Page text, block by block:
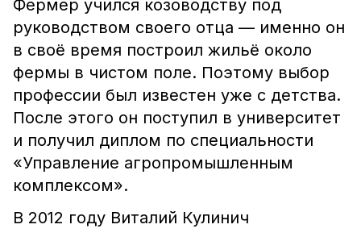
Фермер учился козоводству под
руководством своего отца — именно он
в своё время построил жильё около
фермы в чистом поле. Поэтому выбор
профессии был известен уже с детства.
После этого он поступил в университет
и получил диплом по специальности
«Управление агропромышленным
комплексом».
В 2012 году Виталий Кулинич